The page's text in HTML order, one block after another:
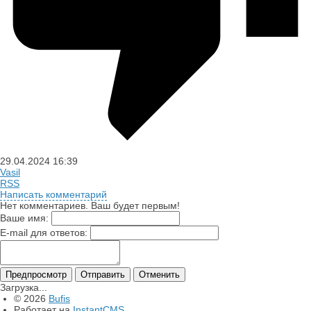
29.04.2024 16:39
Vasil
RSS
Написать комментарий
Нет комментариев. Ваш будет первым!
Ваше имя:
E-mail для ответов:
Загрузка...
© 2026 Bufis